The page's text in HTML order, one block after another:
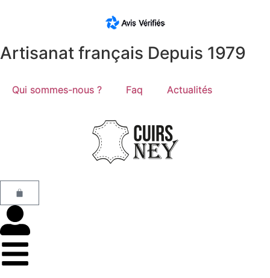
Artisanat français Depuis 1979
Qui sommes-nous ? Faq Actualités